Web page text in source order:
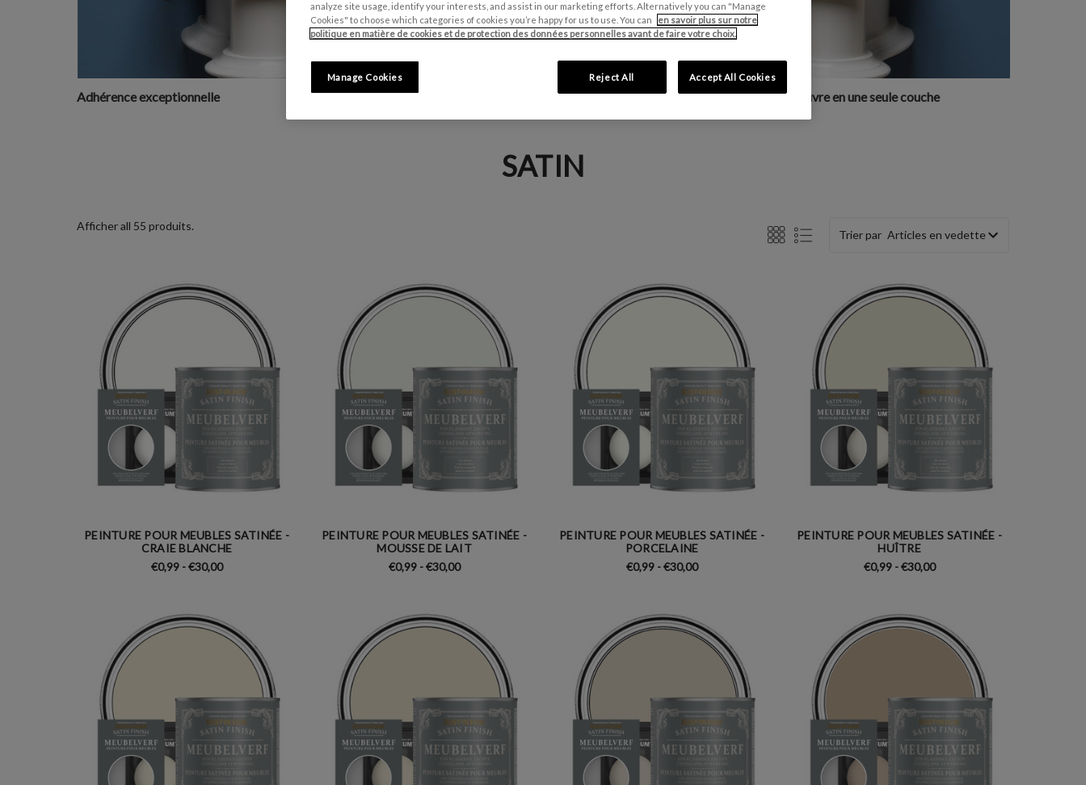
Adhérence exceptionnelle Pas de ponçage nécessaire Séchage rapide Couvre en une seule couche
SATIN
Afficher all 55 produits.
Trier par
PEINTURE POUR MEUBLES SATINÉE -
CRAIE BLANCHE
€0,99 - €30,00
PEINTURE POUR MEUBLES SATINÉE -
MOUSSE DE LAIT
€0,99 - €30,00
PEINTURE POUR MEUBLES SATINÉE -
PORCELAINE
€0,99 - €30,00
PEINTURE POUR MEUBLES SATINÉE -
HUÎTRE
€0,99 - €30,00
analyze site usage, identify your interests, and assist in our marketing efforts. Alternatively you can "Manage
Cookies" to choose which categories of cookies you’re happy for us to use. You can
en savoir plus sur notre
politique en matière de cookies et de protection des données personnelles avant de faire votre choix.
Reject All Accept All Cookies
Manage Cookies